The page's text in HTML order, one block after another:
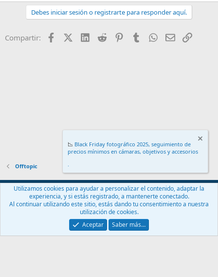
Debes iniciar sesión o registrarte para responder aquí.
Compartir: FacebookX (Twitter)
LinkedIn
Reddit PinterestTumblr WhatsApp
EmailEnlace
Offtopic
Español (ES)
Contáctanos
Términos y reglas Política de privacidad
Ayuda
Community platform by XenForo® © 2010-2024 XenForo Ltd.
📉 Black Friday fotográfico 2025, seguimiento de
precios mínimos en cámaras, objetivos y accesorios
.
Utilizamos cookies para ayudar a personalizar el contenido, adaptar la
experiencia, y si estás registrado, a mantenerte conectado.
Al continuar utilizando este sitio, estás dando tu consentimiento a nuestra
utilización de cookies.
Aceptar
Saber más…